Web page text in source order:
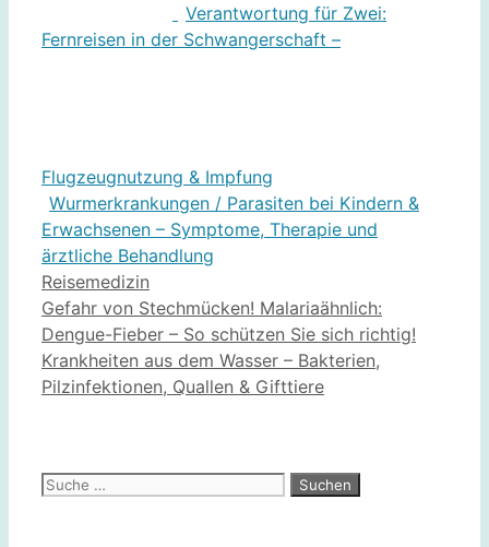
Verantwortung für Zwei:
Fernreisen in der Schwangerschaft –
Flugzeugnutzung & Impfung
Wurmerkrankungen / Parasiten bei Kindern &
Erwachsenen – Symptome, Therapie und
ärztliche Behandlung
Kategorien
Reisemedizin
Gefahr von Stechmücken! Malariaähnlich:
Dengue-Fieber – So schützen Sie sich richtig!
Krankheiten aus dem Wasser – Bakterien,
Pilzinfektionen, Quallen & Gifttiere
Suche